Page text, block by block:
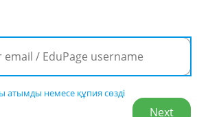
немесе құпия сөзді